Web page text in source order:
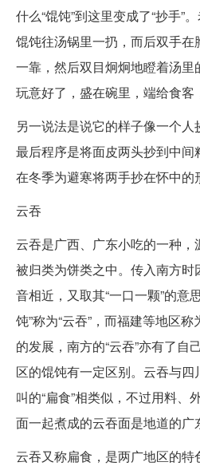
什么“馄饨”到这里变成了“抄手”
馄饨往汤锅里一扔，而后双手
一靠，然后双目炯炯地瞪着汤
玩意好了，盛在碗里，端给食客
另一说法是说它的样子像一个
最后程序是将面皮两头抄到中
在冬季为避寒将两手抄在怀中的
云吞
云吞是广西、广东小吃的一种，
被归类为饼类之中。传入南方时
音相近，又取其“一口一颗”的意
饨”称为“云吞”，而福建等地区
的发展，南方的“云吞”亦有了自
区的馄饨有一定区别。云吞与四
叫的“扁食”相类似，不过用料、
面一起煮成的云吞面是地道的广
云吞又称扁食，是两广地区的